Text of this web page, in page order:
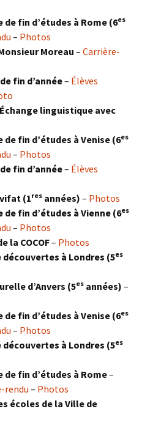
de fin d’études à Rome (6es
– Photos
Moreau – Carrière-
fin d’année– Élèves
Échange linguistique avec
de fin d’études à Venise (6es
– Photos
fin d’année– Élèves
(1res années) – Photos
de fin d’études à Vienne (6es
– Photos
la COCOF– Photos
découvertes à Londres (5es
d’Anvers (5es années) –
de fin d’études à Venise (6es
– Photos
découvertes à Londres (5es
de fin d’études à Rome–
rendu – Photos
écoles de la Ville de